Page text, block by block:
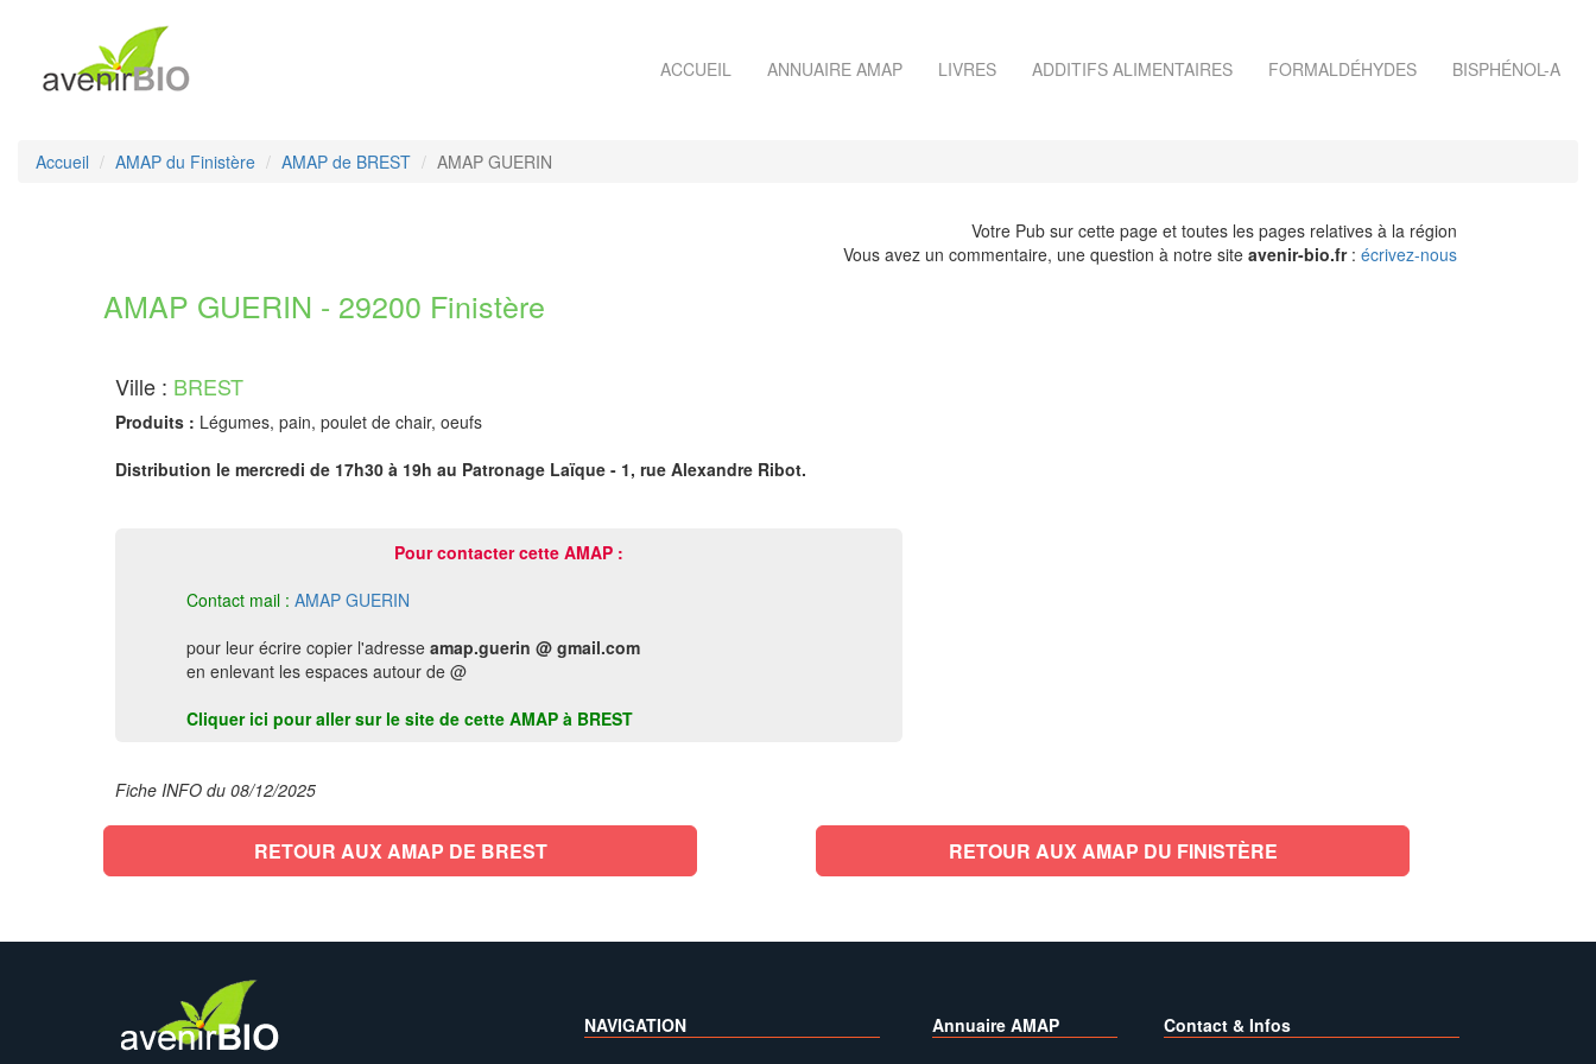
ACCUEIL ANNUAIRE AMAP LIVRES ADDITIFS ALIMENTAIRES FORMALDÉHYDES BISPHÉNOL-A
Accueil AMAP du Finistère AMAP de BREST AMAP GUERIN
Votre Pub sur cette page et toutes les pages relatives à la région
Vous avez un commentaire, une question à notre site avenir-bio.fr: écrivez-nous
AMAP GUERIN - 29200 Finistère
Ville : BREST
Produits : Légumes, pain, poulet de chair, oeufs
Distribution le mercredi de 17h30 à 19h au Patronage Laïque - 1, rue Alexandre Ribot.
Pour contacter cette AMAP :
Contact mail : AMAP GUERIN
pour leur écrire copier l'adresse amap.guerin @ gmail.com
en enlevant les espaces autour de @
Cliquer ici pour aller sur le site de cette AMAP à BREST
Fiche INFO du 08/12/2025
RETOUR AUX AMAP DE BREST RETOUR AUX AMAP DU FINISTÈRE
NAVIGATION Annuaire AMAP Contact & Infos